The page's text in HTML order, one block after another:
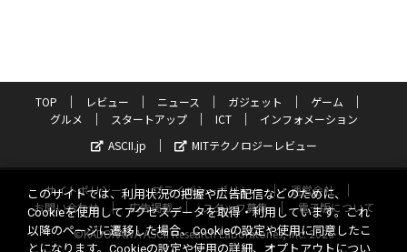
TOP レビュー ニュース ガジェット
ゲーム
グルメ
スタートアップ ICT
インフォメーション
ASCII.jp
MITテクノロジーレビュー
サイトポリシー プライバシーポリシー
運営会社
お問い合わせ
広告掲載 スタッフ募集
電子版について
©KADOKAWA ASCII Research Laboratories, Inc. 2026
このサイトでは、利用状況の把握や広告配信などのために、
Cookieを使用してアクセスデータを取得・利用しています。これ
以降のページに遷移した場合、Cookieの設定や使用に同意したこ
とになります。Cookieの設定や使用の詳細、オプトアウトについ